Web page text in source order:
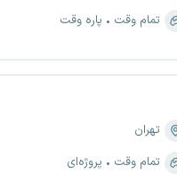
تمام وقت
پاره وقت
تهران
تمام وقت
پروژه‌ای